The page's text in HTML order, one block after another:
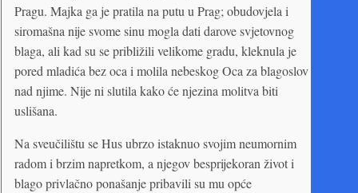
Pragu. Majka ga je pratila na putu u Prag; obudovjela i
siromašna nije svome sinu mogla dati darove svjetovnog
blaga, ali kad su se približili velikome gradu, kleknula je
pored mladića bez oca i molila nebeskog Oca za blagoslov
nad njime. Nije ni slutila kako će njezina molitva biti
uslišana.
Na sveučilištu se Hus ubrzo istaknuo svojim neumornim
radom i brzim napretkom, a njegov besprijekoran život i
blago privlačno ponašanje pribavili su mu opće